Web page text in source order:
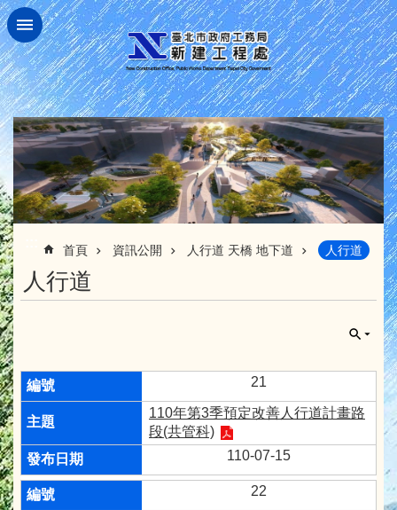
跳到主要內容區塊
首頁 資訊公開 人行道 天橋 地下道 人行道
人行道
21
110年第3季預定改善人行道計畫路
段(共管科)
110-07-15
22